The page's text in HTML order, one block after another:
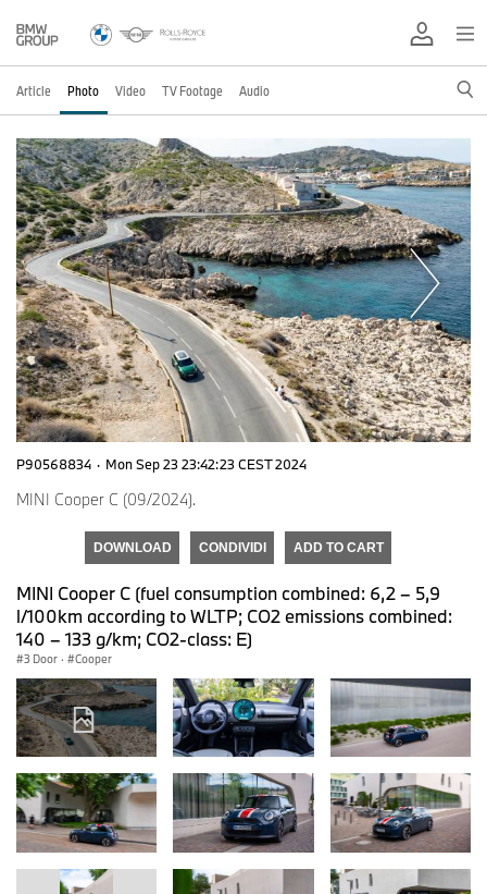
Article Photo Video TV Footage Audio
P90568834 · Mon Sep 23 23:42:23 CEST 2024
MINI Cooper C (09/2024).
DOWNLOAD CONDIVIDI ADD TO CART
MINI Cooper C (fuel consumption combined: 6,2 – 5,9
l/100km according to WLTP; CO2 emissions combined:
140 – 133 g/km; CO2-class: E)
3 Door · Cooper